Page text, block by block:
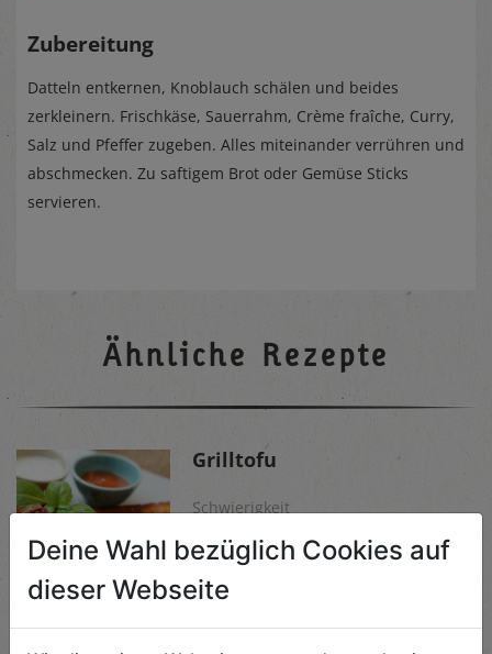
Zubereitung
Datteln entkernen, Knoblauch schälen und beides
zerkleinern. Frischkäse, Sauerrahm, Crème fraîche, Curry,
Salz und Pfeffer zugeben. Alles miteinander verrühren und
abschmecken. Zu saftigem Brot oder Gemüse Sticks
servieren.
Ähnliche Rezepte
Grilltofu
Schwierigkeit
Deine Wahl bezüglich Cookies auf
dieser Webseite